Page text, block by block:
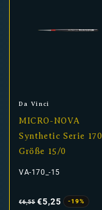
Anbieter:
Da Vinci
MICRO-NOVA
Synthetic Serie 170
Größe 15/0
VA-170_-15
Preis
€6,55 €5,25
-19%